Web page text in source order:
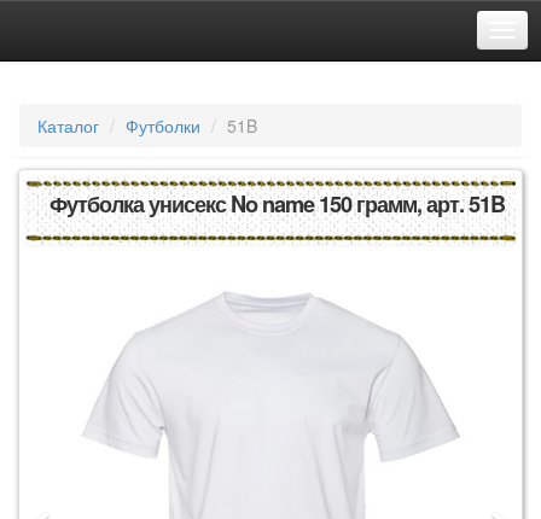
Каталог Футболки 51B
Футболка унисекс No name 150 грамм, арт. 51B